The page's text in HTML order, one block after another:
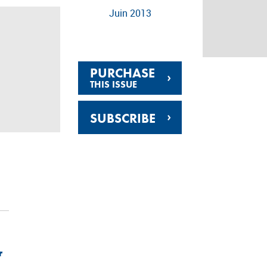
Juin 2013
PURCHASE
THIS ISSUE ›
SUBSCRIBE ›